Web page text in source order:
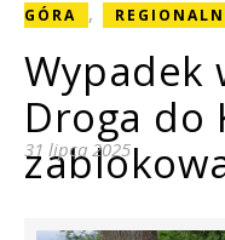
GÓRA
,
Wypadek
Droga do
31 lipca 2025